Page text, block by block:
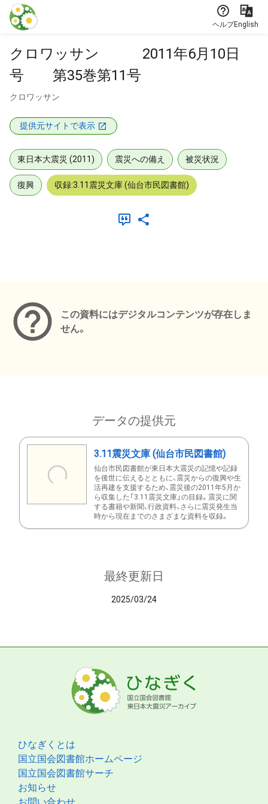
本文に飛ぶ
ヘルプEnglish
クロワッサン 2011年6月10日
号 第35巻第11号
クロワッサン
提供元サイトで表示
東日本大震災 (2011) 震災への備え 被災状況
復興 収録:3.11震災文庫 (仙台市民図書館)
この資料にはデジタルコンテンツが存在しま
せん。
データの提供元
3.11震災文庫 (仙台市民図書館)
仙台市民図書館が東日本大震災の記憶や記録
を後世に伝えるとともに、震災からの復興や生
活再建を支援するため、震災後の2011年5月か
ら収集した「3.11震災文庫」の目録。震災に関
する書籍や新聞、行政資料、さらに震災発生当
時から現在までのさまざまな資料を収録。
最終更新日
2025/03/24
ひなぎくとは
国立国会図書館ホームページ
国立国会図書館サーチ
お知らせ